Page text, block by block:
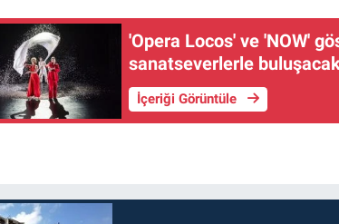
'Opera Locos' ve 'NOW'
sanatseverlerle
İçeriği Görüntüle